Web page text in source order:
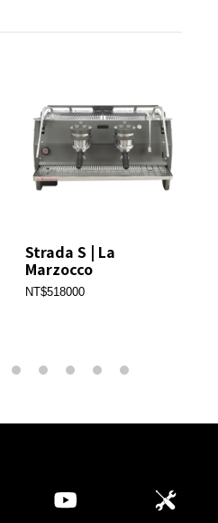
Strada S | La
Marzocco
NT$518000